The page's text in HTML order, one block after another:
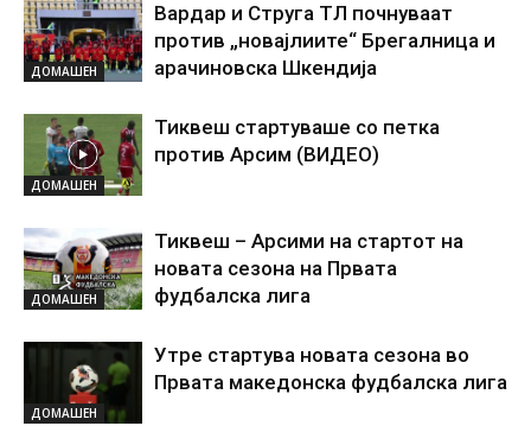
ДОМАШЕН
Вардар и Струга ТЛ почнуваат
против „новајлиите“ Брегалница и
арачиновска Шкендија
ДОМАШЕН
Тиквеш стартуваше со петка
против Арсим (ВИДЕО)
ДОМАШЕН
Тиквеш – Арсими на стартот на
новата сезона на Првата
фудбалска лига
ДОМАШЕН
Утре стартува новата сезона во
Првата македонска фудбалска лига